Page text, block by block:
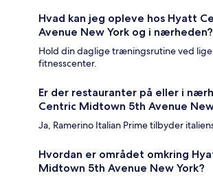
Hvad kan jeg opleve hos Hyatt
Avenue New York og i nærheden?
Hold din daglige træningsrutine ved
fitnesscenter.
Er der restauranter på eller i
Centric Midtown 5th Avenue
Ja, Ramerino Italian Prime tilbyder
Hvordan er området omkring
Midtown 5th Avenue New York?